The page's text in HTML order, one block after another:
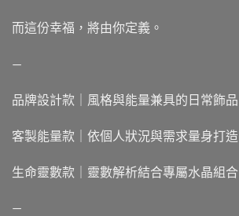
而這份幸福，將由你定義。
—
品牌設計款｜風格與能量兼具的日常飾品
客製能量款｜依個人狀況與需求量身打造
生命靈數款｜靈數解析結合專屬水晶組合
—